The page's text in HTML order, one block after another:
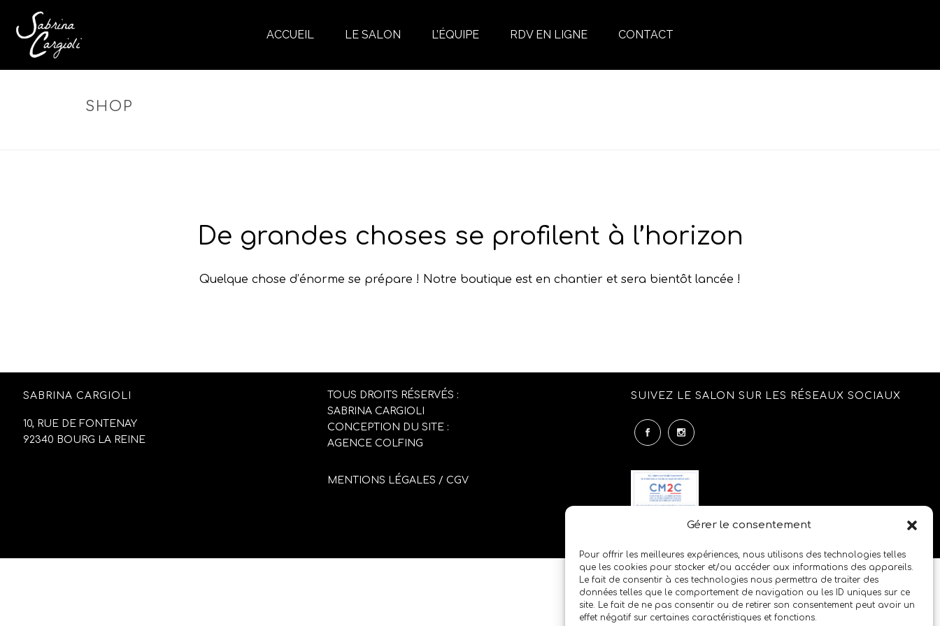
Gérer le consentement
Pour offrir les meilleures expériences, nous utilisons des technologies telles
que les cookies pour stocker et/ou accéder aux informations des appareils.
Le fait de consentir à ces technologies nous permettra de traiter des
données telles que le comportement de navigation ou les ID uniques sur ce
site. Le fait de ne pas consentir ou de retirer son consentement peut avoir un
effet négatif sur certaines caractéristiques et fonctions.
ACCUEIL LE SALON L’ÉQUIPE RDV EN LIGNE CONTACT
SHOP
De grandes choses se profilent à l’horizon
Quelque chose d’énorme se prépare ! Notre boutique est en chantier et sera bientôt lancée !
SABRINA CARGIOLI
10, RUE DE FONTENAY
92340 BOURG LA REINE
TOUS DROITS RÉSERVÉS :
SABRINA CARGIOLI
CONCEPTION DU SITE :
AGENCE COLFING
MENTIONS LÉGALES / CGV
SUIVEZ LE SALON SUR LES RÉSEAUX SOCIAUX